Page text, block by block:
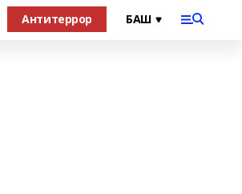
Антитеррор